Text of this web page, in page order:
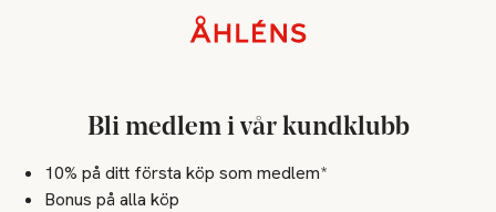
Bli medlem i vår kundklubb
10% på ditt första köp som medlem*
Bonus på alla köp